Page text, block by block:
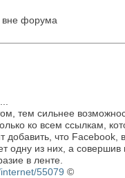
тем сильнее
ко всем ссылкам,
добавить, что
одну из них, а
в ленте.
55079 ©